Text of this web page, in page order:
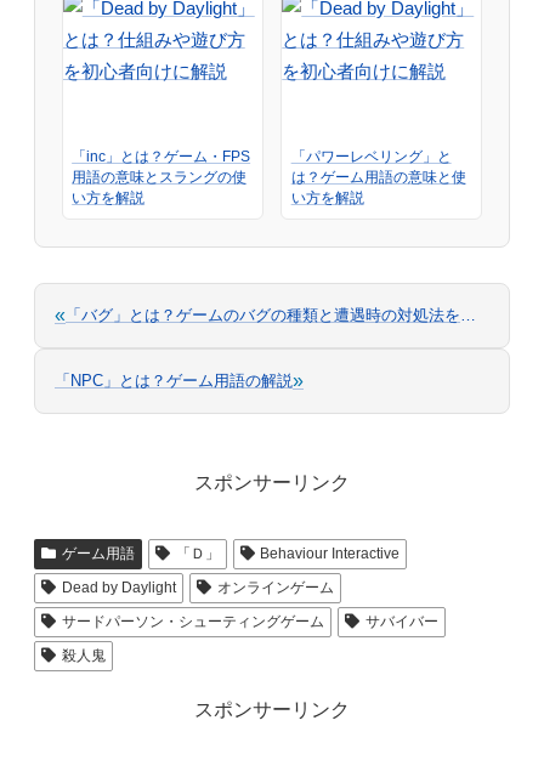
「inc」とは？ゲーム・FPS
用語の意味とスラングの使
い方を解説
「パワーレベリング」と
は？ゲーム用語の意味と使
い方を解説
« 「バグ」とは？ゲームのバグの種類と遭遇時の対処法を解説
「NPC」とは？ゲーム用語の解説»
スポンサーリンク
ゲーム用語 「Ｄ」
Behaviour Interactive
Dead by Daylight
オンラインゲーム
サードパーソン・シューティングゲーム
サバイバー
殺人鬼
スポンサーリンク